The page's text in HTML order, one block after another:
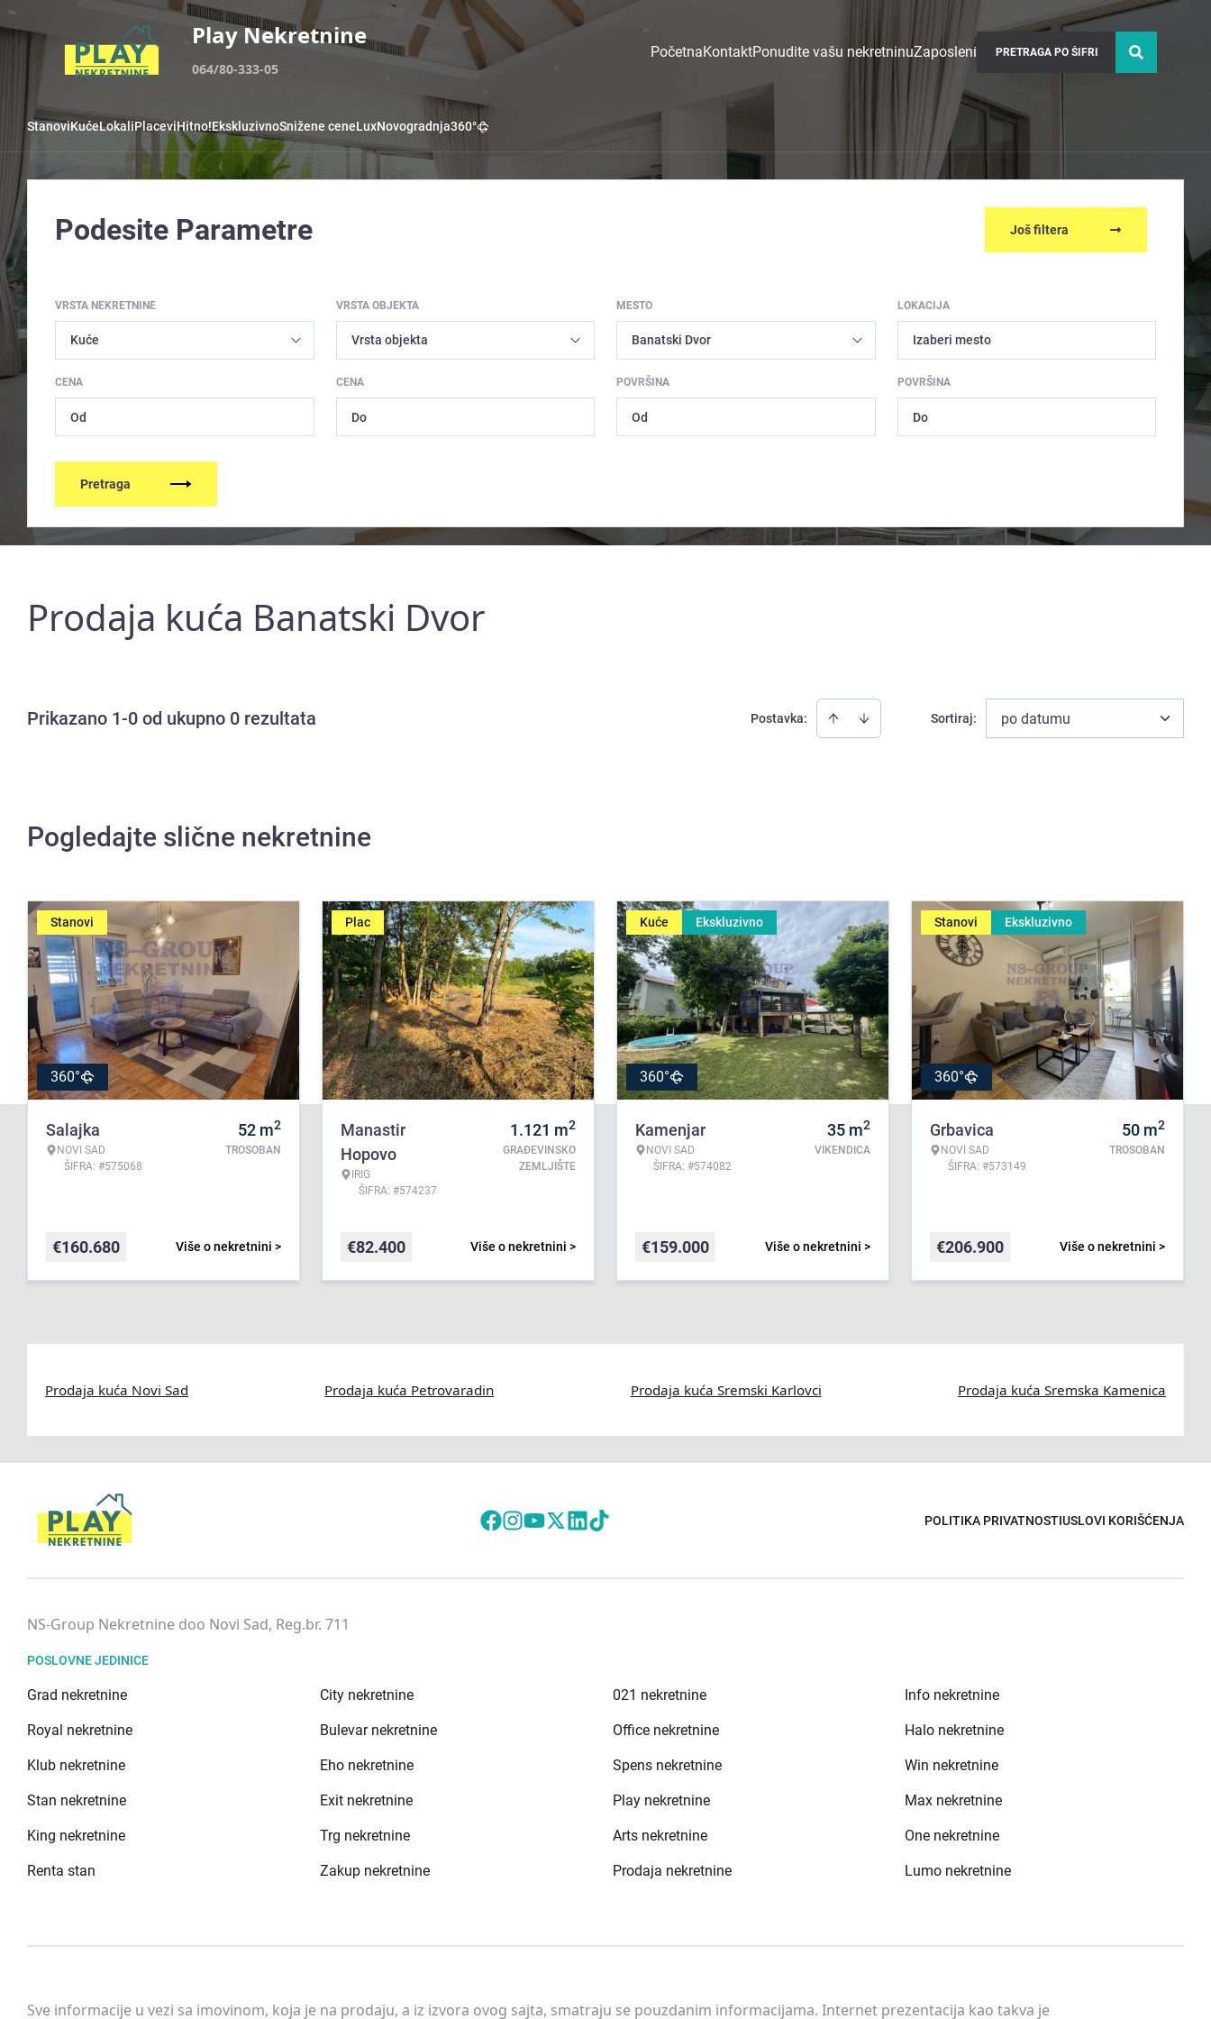
Play Nekretnine
064/80-333-05
PočetnaKontaktPonudite vašu nekretninuZaposleni
StanoviKućeLokaliPlaceviHitno!EkskluzivnoSnižene ceneLuxNovogradnja360°
Podesite Parametre Još filtera
VRSTA NEKRETNINE VRSTA OBJEKTA MESTO LOKACIJA
Izaberi mesto
CENA CENA POVRŠINA POVRŠINA
Pretraga
Prodaja kuća Banatski Dvor
Prikazano 1-0 od ukupno 0 rezultata Postavka: Sortiraj: po datumu
Pogledajte slične nekretnine
Stanovi
360°
Salajka
NOVI SAD
ŠIFRA: #575068
52 m2
TROSOBAN
Više o nekretnini >
€160.680
Plac
Manastir
Hopovo
IRIG
ŠIFRA: #574237
1.121 m2
GRAĐEVINSKO
ZEMLJIŠTE
Više o nekretnini >
€82.400
Kuće Ekskluzivno
360°
Kamenjar
NOVI SAD
ŠIFRA: #574082
35 m2
VIKENDICA
Više o nekretnini >
€159.000
Stanovi Ekskluzivno
360°
Grbavica
NOVI SAD
ŠIFRA: #573149
50 m2
TROSOBAN
Više o nekretnini >
€206.900
Prodaja kuća Novi Sad Prodaja kuća Petrovaradin Prodaja kuća Sremski Karlovci Prodaja kuća Sremska Kamenica
POLITIKA PRIVATNOSTIUSLOVI KORIŠĆENJA
Sve informacije u vezi sa imovinom, koja je na prodaju, a iz izvora ovog sajta, smatraju se pouzdanim informacijama. Internet prezentacija kao takva je
NS-Group Nekretnine doo Novi Sad, Reg.br. 711
POSLOVNE JEDINICE
Grad nekretnine City nekretnine 021 nekretnine Info nekretnine
Royal nekretnine Bulevar nekretnine Office nekretnine Halo nekretnine
Klub nekretnine Eho nekretnine Spens nekretnine Win nekretnine
Stan nekretnine Exit nekretnine Play nekretnine Max nekretnine
King nekretnine Trg nekretnine Arts nekretnine One nekretnine
Renta stan Zakup nekretnine Prodaja nekretnine Lumo nekretnine